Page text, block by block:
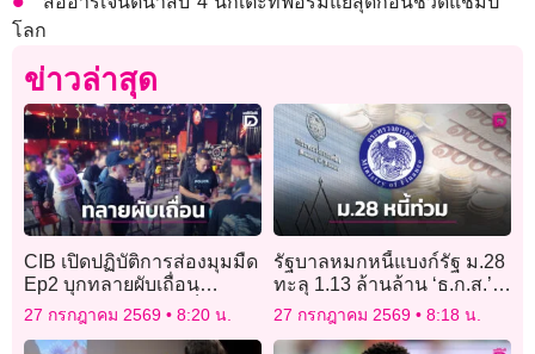
โลก
ข่าวล่าสุด
CIB เปิดปฏิบัติการส่องมุมมืด
Ep2 บุกทลายผับเถื่อน
มหาสารคาม ปล่อยเด็กเข้า
มั่วสุมดื่มเหล้า!
27 กรกฎาคม 2569 8:20 น.
รัฐบาลหมกหนี้แบงก์รัฐ ม.28
ทะลุ 1.13 ล้านล้าน ‘ธ.ก.ส.’
อ่วมแบก 9.6 แสนล้าน
27 กรกฎาคม 2569 8:18 น.